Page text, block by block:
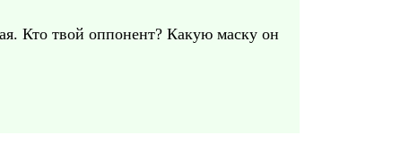
Кто твой оппонент? Какую маску он